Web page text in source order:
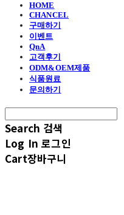
HOME
CHANCEL
구매하기
이벤트
QnA
고객후기
ODM&OEM제품
식품원료
문의하기
Search 검색
Log In 로그인
Cart장바구니